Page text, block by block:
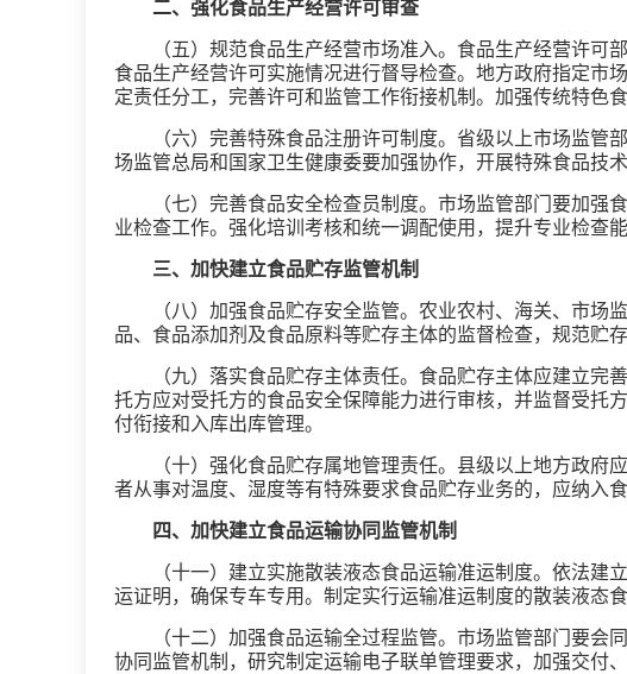
二、强化食品生产经营许可审查
（五）规范食品生产经营市场准入。食品生产经营许
食品生产经营许可实施情况进行督导检查。地方政府指定市
定责任分工，完善许可和监管工作衔接机制。加强传统特色
（六）完善特殊食品注册许可制度。省级以上市场监
场监管总局和国家卫生健康委要加强协作，开展特殊食品技
（七）完善食品安全检查员制度。市场监管部门要加
业检查工作。强化培训考核和统一调配使用，提升专业检查能
三、加快建立食品贮存监管机制
（八）加强食品贮存安全监管。农业农村、海关、市
品、食品添加剂及食品原料等贮存主体的监督检查，规范贮存
（九）落实食品贮存主体责任。食品贮存主体应建立
托方应对受托方的食品安全保障能力进行审核，并监督受托
付衔接和入库出库管理。
（十）强化食品贮存属地管理责任。县级以上地方政
者从事对温度、湿度等有特殊要求食品贮存业务的，应纳入食
四、加快建立食品运输协同监管机制
（十一）建立实施散装液态食品运输准运制度。依法
运证明，确保专车专用。制定实行运输准运制度的散装液态食
（十二）加强食品运输全过程监管。市场监管部门要
协同监管机制，研究制定运输电子联单管理要求，加强交付